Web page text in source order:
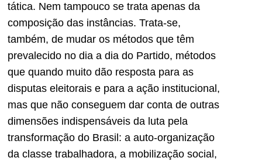
tática. Nem tampouco se trata apenas da
composição das instâncias. Trata-se,
também, de mudar os métodos que têm
prevalecido no dia a dia do Partido, métodos
que quando muito dão resposta para as
disputas eleitorais e para a ação institucional,
mas que não conseguem dar conta de outras
dimensões indispensáveis da luta pela
transformação do Brasil: a auto-organização
da classe trabalhadora, a mobilização social,